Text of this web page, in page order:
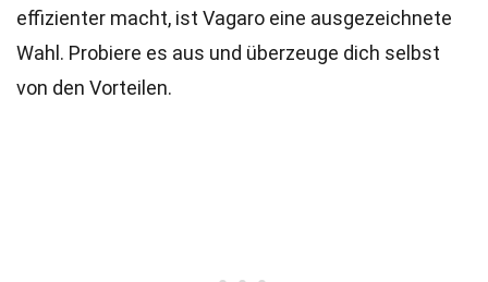
effizienter macht, ist Vagaro eine ausgezeichnete
Wahl. Probiere es aus und überzeuge dich selbst
von den Vorteilen.